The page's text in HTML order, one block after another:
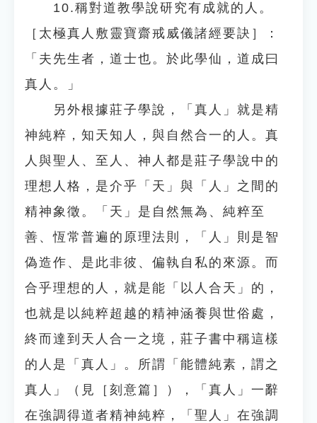
10.稱對道教學說研究有成就的人。
［太極真人敷靈寶齋戒威儀諸經要訣］：
「夫先生者，道士也。於此學仙，道成曰
真人。」
另外根據莊子學說，「真人」就是精
神純粹，知天知人，與自然合一的人。真
人與聖人、至人、神人都是莊子學說中的
理想人格，是介乎「天」與「人」之間的
精神象徵。「天」是自然無為、純粹至
善、恆常普遍的原理法則，「人」則是智
偽造作、是此非彼、偏執自私的來源。而
合乎理想的人，就是能「以人合天」的，
也就是以純粹超越的精神涵養與世俗處，
終而達到天人合一之境，莊子書中稱這樣
的人是「真人」。所謂「能體純素，謂之
真人」（見［刻意篇］），「真人」一辭
在強調得道者精神純粹，「聖人」在強調